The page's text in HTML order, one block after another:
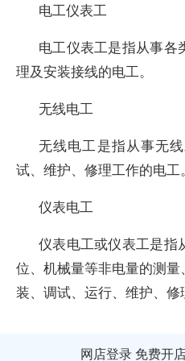
电工仪表工
电工仪表工是指从事各
理及安装接线的电工。
无线电工
无线电工是指从事无
试、维护、修理工作的电工。
仪表电工
仪表电工或仪表工是指
位、机械量等非电量的测
装、调试、运行、维护、修
网店登录 免费开